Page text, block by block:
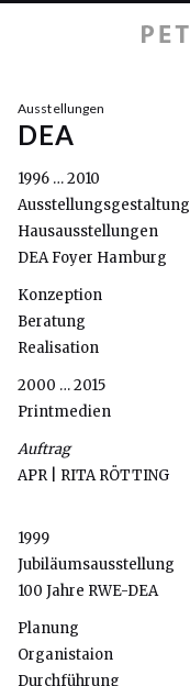
Ausstellungen
DEA
1996 … 2010
Ausstellungsgestaltung
Hausausstellungen
DEA Foyer Hamburg
Konzeption
Beratung
Realisation
2000 … 2015
Printmedien
Auftrag
APR | RITA RÖTTING
1999
Jubiläumsausstellung
100 Jahre RWE-DEA
Planung
Organistaion
Durchführung